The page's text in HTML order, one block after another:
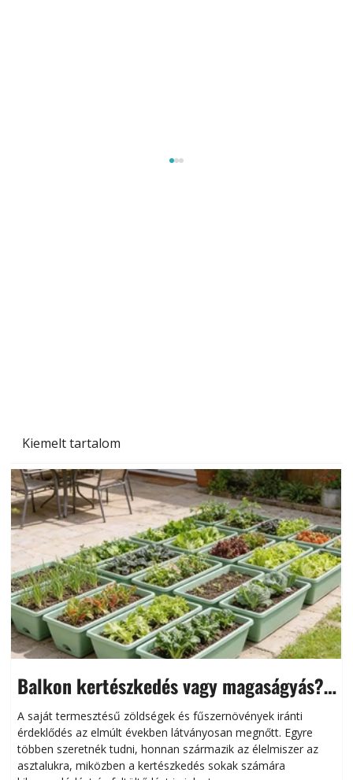
Kiemelt tartalom
Balkon kertészkedés vagy magaságyás?
Helytakarékos kertészkedés
A saját termesztésű zöldségek és fűszernövények iránti
érdeklődés az elmúlt években látványosan megnőtt. Egyre
többen szeretnék tudni, honnan származik az élelmiszer az
asztalukra, miközben a kertészkedés sokak számára